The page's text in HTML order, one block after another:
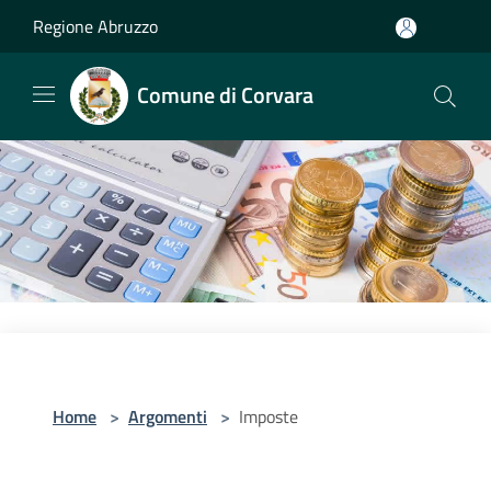
Regione Abruzzo
Comune di Corvara
Home > Argomenti > Imposte